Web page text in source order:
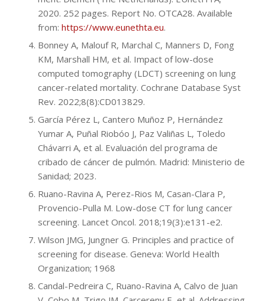
2020. 252 pages. Report No. OTCA28. Available
from: https://www.eunethta.eu.
Bonney A, Malouf R, Marchal C, Manners D, Fong
KM, Marshall HM, et al. Impact of low-dose
computed tomography (LDCT) screening on lung
cancer-related mortality. Cochrane Database Syst
Rev. 2022;8(8):CD013829.
García Pérez L, Cantero Muñoz P, Hernández
Yumar A, Puñal Riobóo J, Paz Valiñas L, Toledo
Chávarri A, et al. Evaluación del programa de
cribado de cáncer de pulmón. Madrid: Ministerio de
Sanidad; 2023.
Ruano-Ravina A, Perez-Rios M, Casan-Clara P,
Provencio-Pulla M. Low-dose CT for lung cancer
screening. Lancet Oncol. 2018;19(3):e131-e2.
Wilson JMG, Jungner G. Principles and practice of
screening for disease. Geneva: World Health
Organization; 1968
Candal-Pedreira C, Ruano-Ravina A, Calvo de Juan